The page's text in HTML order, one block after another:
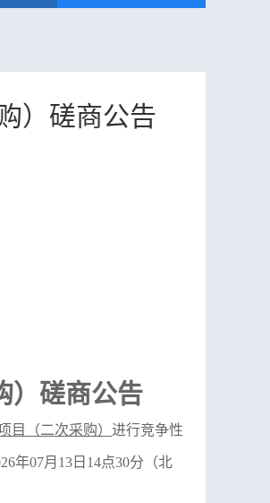
）磋商公告
）磋商公告
目（二次采购） 进行竞争性
年07月 13 日 14点30分（北